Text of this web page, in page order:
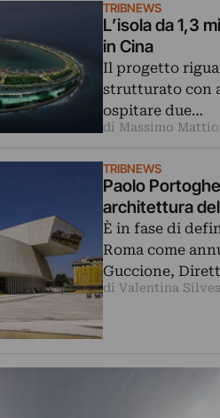
TRIBNEWS
L’isola da 1,3
in Cina
Il progetto
strutturato con
ospitare due…
di Massimo
TRIBNEWS
Paolo
architettura
È in fase di
Roma come
Guccione,
di Valentina